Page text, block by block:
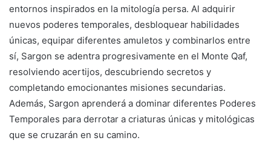
entornos inspirados en la mitología persa. Al adquirir
nuevos poderes temporales, desbloquear habilidades
únicas, equipar diferentes amuletos y combinarlos entre
sí, Sargon se adentra progresivamente en el Monte Qaf,
resolviendo acertijos, descubriendo secretos y
completando emocionantes misiones secundarias.
Además, Sargon aprenderá a dominar diferentes Poderes
Temporales para derrotar a criaturas únicas y mitológicas
que se cruzarán en su camino.